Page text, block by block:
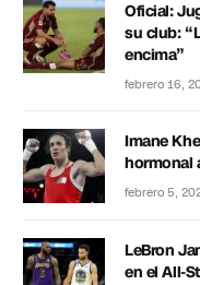
Oficial:
su club:
encima”
febrero 16,
Imane
hormonal
febrero 5,
LeBron
en el All-